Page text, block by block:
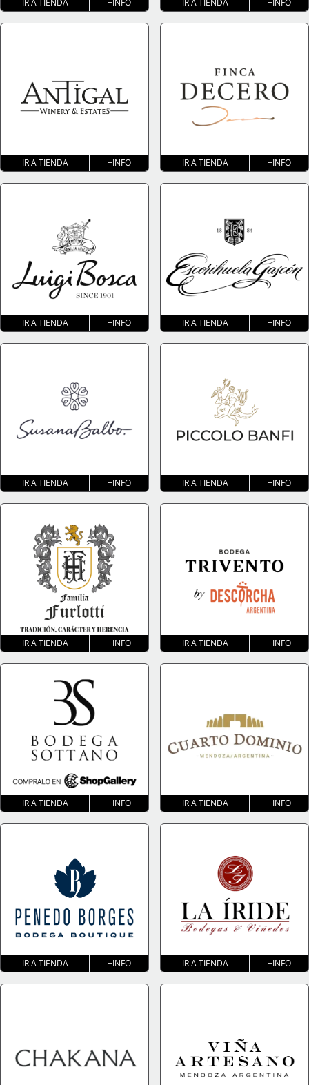
IR A TIENDA +INFO IR A TIENDA +INFO
IR A TIENDA +INFO IR A TIENDA +INFO
IR A TIENDA +INFO IR A TIENDA +INFO
IR A TIENDA +INFO IR A TIENDA +INFO
IR A TIENDA +INFO IR A TIENDA +INFO
IR A TIENDA +INFO IR A TIENDA +INFO
IR A TIENDA +INFO IR A TIENDA +INFO